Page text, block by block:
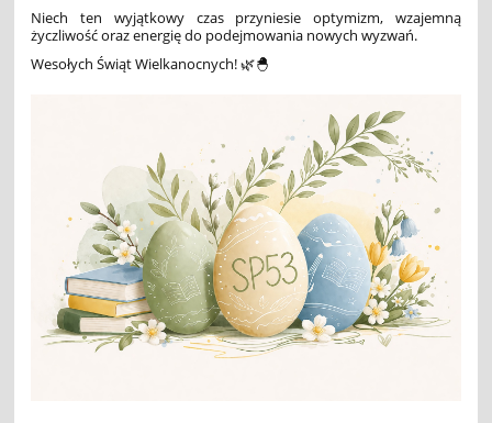
Niech ten wyjątkowy czas przyniesie optymizm, wzajemną
życzliwość oraz energię do podejmowania nowych wyzwań.
Wesołych Świąt Wielkanocnych! 🌿🐣